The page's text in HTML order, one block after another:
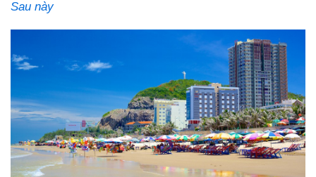
Sau này